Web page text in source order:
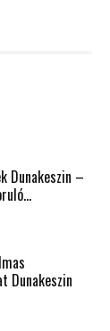
Dunakeszin –
Dunakeszin